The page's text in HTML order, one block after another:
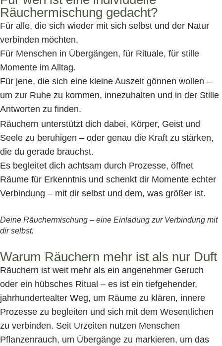
Räuchermischung gedacht?
Für alle, die sich wieder mit sich selbst und der Natur
verbinden möchten.
Für Menschen in Übergängen, für Rituale, für stille
Momente im Alltag.
Für jene, die sich eine kleine Auszeit gönnen wollen –
um zur Ruhe zu kommen, innezuhalten und in der Stille
Antworten zu finden.
Räuchern unterstützt dich dabei, Körper, Geist und
Seele zu beruhigen – oder genau die Kraft zu stärken,
die du gerade brauchst.
Es begleitet dich achtsam durch Prozesse, öffnet
Räume für Erkenntnis und schenkt dir Momente echter
Verbindung – mit dir selbst und dem, was größer ist.
Deine Räuchermischung – eine Einladung zur Verbindung mit
dir selbst.
Warum Räuchern mehr ist als nur Duft
Räuchern ist weit mehr als ein angenehmer Geruch
oder ein hübsches Ritual – es ist ein tiefgehender,
jahrhundertealter Weg, um Räume zu klären, innere
Prozesse zu begleiten und sich mit dem Wesentlichen
zu verbinden. Seit Urzeiten nutzen Menschen
Pflanzenrauch, um Übergänge zu markieren, um das